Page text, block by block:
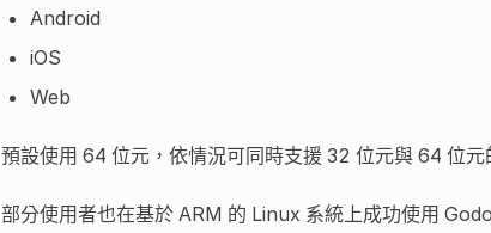
Android
iOS
Web
預設使用 64 位元，依情況可同時支援 32 位元與 64 位元
部分使用者也在基於 ARM 的 Linux 系統上成功使用